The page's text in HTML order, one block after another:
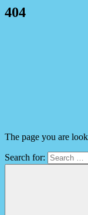
404
The page you are
Search for: